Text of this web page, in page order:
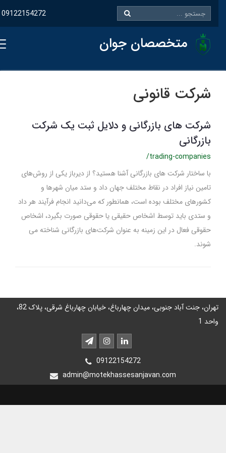
09122154272
متخصصان جوان
شرکت قانونی
شرکت های بازرگانی و دلایل ثبت یک شرکت
بازرگانی
/trading-companies
با ساختار شرکت های بازرگانی آشنا هستید؟ از دیرباز یکی از روش‌­های
تامین نیاز افراد در نقاط مختلف جهان داد و ستد میان شهرها و
کشورهای مختلف بوده است، همانطور که می‌­دانید انجام فرآیند هر داد
و ستدی باید توسط اشخاص حقیقی یا حقوقی صورت بگیرد، اشخاص
حقوقی فعال در این زمینه به عنوان شرکت‌های بازرگانی شناخته می­‌
شوند.
تهران، جنت آباد جنوبی، میدان چهارباغ، خیابان چهارباغ شرقی، پلاک 82،
واحد 1
09122154272
admin@motekhassesanjavan.com